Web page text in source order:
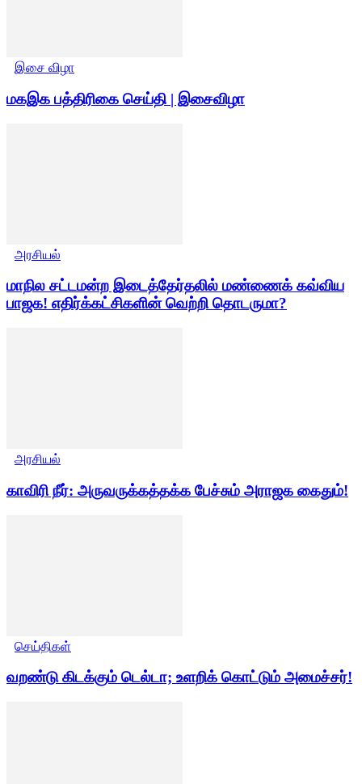
இசை விழா
மகஇக பத்திரிகை செய்தி | இசைவிழா
அரசியல்
மாநில சட்டமன்ற இடைத்தேர்தலில் மண்ணைக் கவ்விய
பாஜக! எதிர்க்கட்சிகளின் வெற்றி தொடருமா?
அரசியல்
காவிரி நீர்: அருவருக்கத்தக்க பேச்சும் அராஜக கைதும்!
செய்திகள்
வறண்டு கிடக்கும் டெல்டா; உளறிக் கொட்டும் அமைச்சர்!